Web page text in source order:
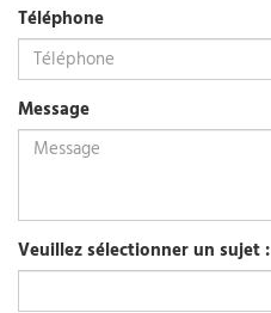
Téléphone
Message
Veuillez sélectionner un sujet :